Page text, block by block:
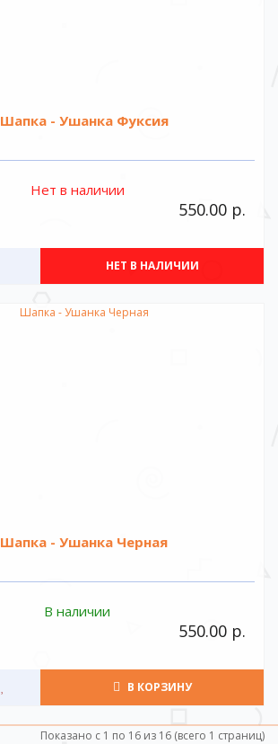
Шапка - Ушанка Фуксия
Нет в наличии
550.00 р.
НЕТ В НАЛИЧИИ
Шапка - Ушанка Черная
В наличии
550.00 р.
В КОРЗИНУ
Показано с 1 по 16 из 16 (всего 1 страниц)